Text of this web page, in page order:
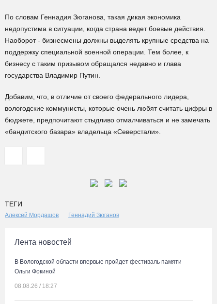
По словам Геннадия Зюганова, такая дикая экономика
недопустима в ситуации, когда страна ведет боевые действия.
Наоборот - бизнесмены должны выделять крупные средства на
поддержку специальной военной операции. Тем более, к
бизнесу с таким призывом обращался недавно и глава
государства Владимир Путин.
Добавим, что, в отличие от своего федерального лидера,
вологодские коммунисты, которые очень любят считать цифры в
бюджете, предпочитают стыдливо отмалчиваться и не замечать
«бандитского базара» владельца «Северстали».
ТЕГИ
Алексей Мордашов Геннадий Зюганов
Лента новостей
В Вологодской области впервые пройдет фестиваль памяти
Ольги Фокиной
08.08.26 / 18:27